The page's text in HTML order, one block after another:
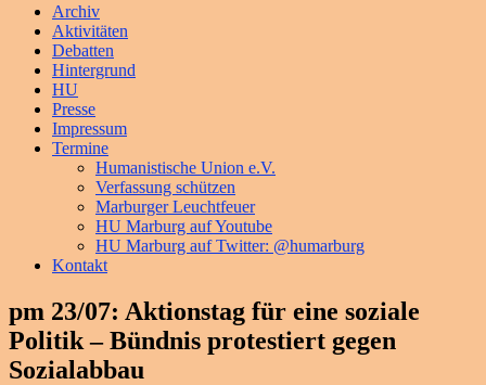
Primäres
Menü
Archiv
Aktivitäten
Debatten
Hintergrund
HU
Presse
Impressum
Termine
Humanistische Union e.V.
Verfassung schützen
Marburger Leuchtfeuer
HU Marburg auf Youtube
HU Marburg auf Twitter: @humarburg
Kontakt
pm 23/07: Aktionstag für eine soziale
Politik – Bündnis protestiert gegen
Sozialabbau